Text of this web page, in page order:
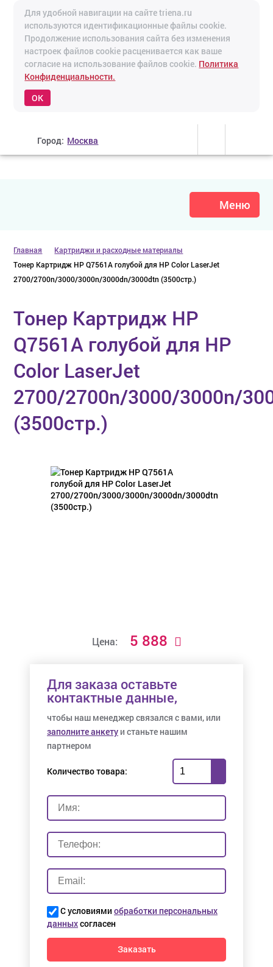
Для удобной навигации на сайте triena.ru
используются идентификационные файлы cookie.
Продолжение использования сайта без изменения
настроек файлов cookie расценивается как ваше
согласие на использование файлов cookie. Политика
Конфиденциальности.
OK
Город: Москва
Меню
Главная
Картриджи и расходные материалы
Тонер Картридж HP Q7561A голубой для HP Color LaserJet
2700/2700n/3000/3000n/3000dn/3000dtn (3500стр.)
Тонер Картридж HP
Q7561A голубой для HP
Color LaserJet
2700/2700n/3000/3000n/
(3500стр.)
Цена: 5 888
Для заказа оставьте
контактные данные,
чтобы наш менеджер связался с вами, или
заполните анкету и станьте нашим
партнером
Количество товара:
С условиями обработки персональных
данныхсогласен
Заказать